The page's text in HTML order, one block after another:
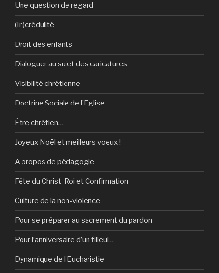
Une question de regard
(In)crédulité
Droit des enfants
Dialoguer au sujet des caricatures
Visibilité chrétienne
Doctrine Sociale de l’Eglise
Être chrétien…
Joyeux Noël et meilleurs voeux !
A propos de pédagogie
Fête du Christ-Roi et Confirmation
Culture de la non-violence
Pour se préparer au sacrement du pardon
Pour l’anniversaire d’un filleul…
Dynamique de l’Eucharistie